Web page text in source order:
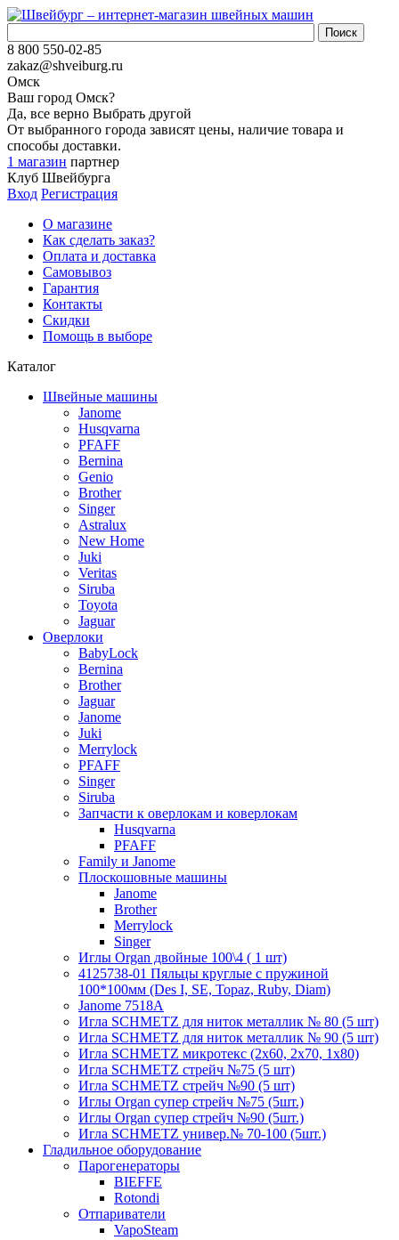
8 800 550-02-85
zakaz@shveiburg.ru
Омск
Ваш город Омск?
Да, все верно Выбрать другой
От выбранного города зависят цены, наличие товара и
способы доставки.
1 магазин партнер
Клуб Швейбурга
Вход Регистрация
О магазине
Как сделать заказ?
Оплата и доставка
Самовывоз
Гарантия
Контакты
Скидки
Помощь в выборе
Каталог
Швейные машины
Janome
Husqvarna
PFAFF
Bernina
Genio
Brother
Singer
Astralux
New Home
Juki
Veritas
Siruba
Toyota
Jaguar
Оверлоки
BabyLock
Bernina
Brother
Jaguar
Janome
Juki
Merrylock
PFAFF
Singer
Siruba
Запчасти к оверлокам и коверлокам
Husqvarna
PFAFF
Family и Janome
Плоскошовные машины
Janome
Brother
Merrylock
Singer
Иглы Organ двойные 100\4 ( 1 шт)
4125738-01 Пяльцы круглые с пружиной
100*100мм (Des I, SE, Topaz, Ruby, Diam)
Janome 7518A
Игла SCHMETZ для ниток металлик № 80 (5 шт)
Игла SCHMETZ для ниток металлик № 90 (5 шт)
Игла SCHMETZ микротекс (2х60, 2х70, 1х80)
Игла SCHMETZ стрейч №75 (5 шт)
Игла SCHMETZ стрейч №90 (5 шт)
Иглы Organ супер стрейч №75 (5шт.)
Иглы Organ супер стрейч №90 (5шт.)
Игла SCHMETZ универ.№ 70-100 (5шт.)
Гладильное оборудование
Парогенераторы
BIEFFE
Rotondi
Отпариватели
VapoSteam